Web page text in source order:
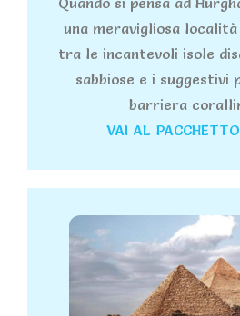
una meravigliosa località
tra le incantevoli isole
sabbiose e i suggestivi
barriera
VAI AL